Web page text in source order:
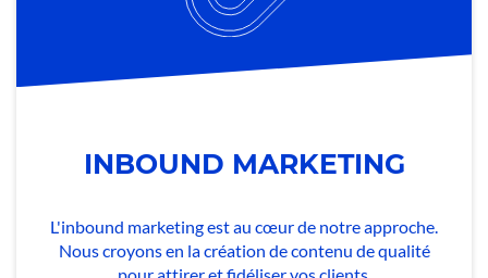
INBOUND MARKETING
L'inbound marketing est au cœur de notre approche.
Nous croyons en la création de contenu de qualité